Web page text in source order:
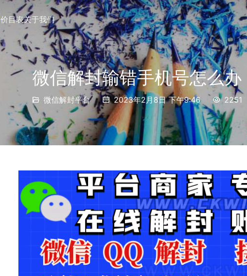
价目表关于我们
微信解封输错手机号怎么办
微信解封平台 2023年2月8日 下午9:46 2251